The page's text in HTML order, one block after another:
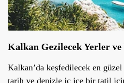
Kalkan Gezilecek Yerler
Kalkan’da keşfedilecek en
tarih ve denizle iç içe bir tatil